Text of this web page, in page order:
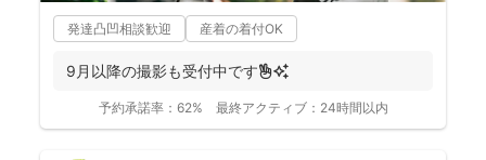
発達凸凹相談歓迎 産着の着付OK
9月以降の撮影も受付中です✌️✨
予約承諾率： 62% 最終アクティブ： 24時間以内